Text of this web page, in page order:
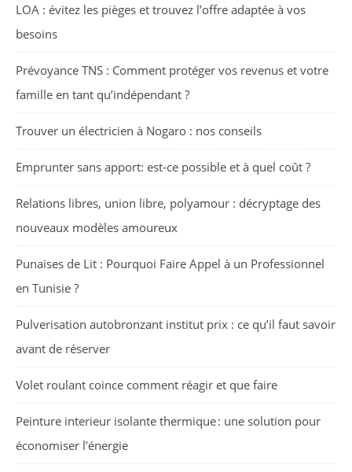
LOA : évitez les pièges et trouvez l’offre adaptée à vos
besoins
Prévoyance TNS : Comment protéger vos revenus et votre
famille en tant qu’indépendant ?
Trouver un électricien à Nogaro : nos conseils
Emprunter sans apport: est-ce possible et à quel coût ?
Relations libres, union libre, polyamour : décryptage des
nouveaux modèles amoureux
Punaises de Lit : Pourquoi Faire Appel à un Professionnel
en Tunisie ?
Pulverisation autobronzant institut prix : ce qu’il faut savoir
avant de réserver
Volet roulant coince comment réagir et que faire
Peinture interieur isolante thermique : une solution pour
économiser l’énergie